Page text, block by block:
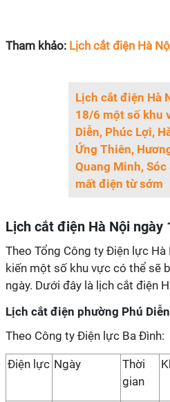
Tham khảo: Lịch cắt điện Hà
Lịch cắt điện Hà
18/6 một số khu
Diễn, Phúc Lợi,
Ứng Thiên,
Quang Minh, Sóc
mất điện từ sớm
Lịch cắt điện Hà Nội ngày
Theo Tổng Công ty Điện lực
kiến một số khu vực có thể sẽ
ngày. Dưới đây là lịch cắt điện
Lịch cắt điện phường Phú Diễn
Theo Công ty Điện lực Ba Đình:
Điện lực Ngày
Thời
gian